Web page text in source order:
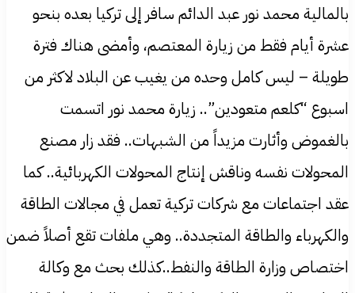
بالمالية محمد نور عبد الدائم سافر إلى تركيا بعده بنحو
عشرة أيام فقط من زيارة المعتصم، وأمضى هناك فترة
طويلة – ليس كامل وحده من يغيب عن البلاد لاكثر من
اسبوع “كلعم متعودين”.. زيارة محمد نور اتسمت
بالغموض وأثارت مزيداً من الشبهات.. فقد زار مصنع
المحولات نفسه وناقش إنتاج المحولات الكهربائية.. كما
عقد اجتماعات مع شركات تركية تعمل في مجالات الطاقة
والكهرباء والطاقة المتجددة.. وهي ملفات تقع أصلاً ضمن
اختصاص وزارة الطاقة والنفط..كذلك بحث مع وكالة